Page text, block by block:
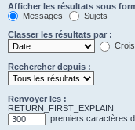
Afficher les résultats sous
Messages
Sujets
Classer les résultats par :
Rechercher depuis :
Renvoyer les :
RETURN_FIRST_EXPLAIN
premiers caractères